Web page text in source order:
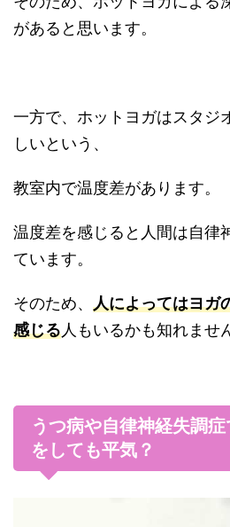
があると思います。
一方で、ホットヨガはスタジ
しいという、
教室内で温度差があります。
温度差を感じると人間は自律
ています。
そのため、 人によってはヨガ
感じる人もいるかも知れませ
うつ病や自律神経失調
をしても平気？